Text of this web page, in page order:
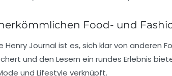
Food- und
Henry Journal ist es, sich klar von anderen
und den Lesern ein rundes Erlebnis
und Lifestyle verknüpft.